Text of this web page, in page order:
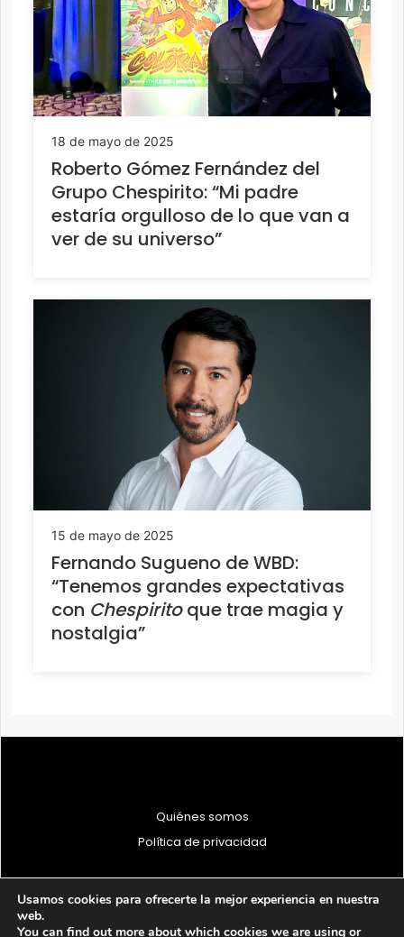
18 de mayo de 2025
Roberto Gómez Fernández del
Grupo Chespirito: “Mi padre
estaría orgulloso de lo que van a
ver de su universo”
15 de mayo de 2025
Fernando Sugueno de WBD:
“Tenemos grandes expectativas
con Chespiritoque trae magia y
nostalgia”
Quiénes somos
Política de privacidad
Usamos cookies para ofrecerte la mejor experiencia en nuestra
web.
You can find out more about which cookies we are using or